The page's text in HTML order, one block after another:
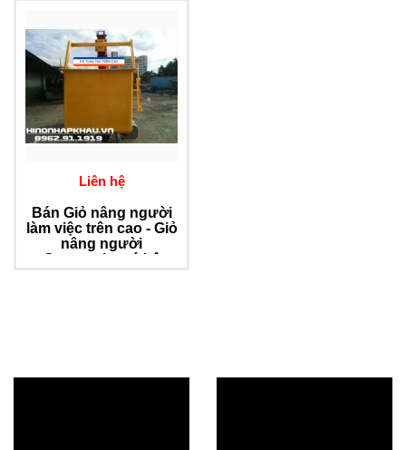
Liên hệ
Bán Giỏ nâng người
làm việc trên cao - Giỏ
nâng người
Composite có hệ